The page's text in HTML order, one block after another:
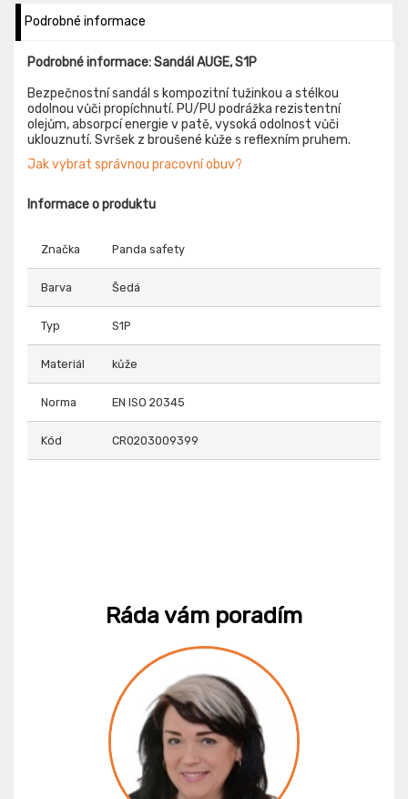
Podrobné informace
Podrobné informace: Sandál AUGE, S1P
Bezpečnostní sandál s kompozitní tužinkou a stélkou
odolnou vůči propíchnutí. PU/PU podrážka rezistentní
olejům, absorpcí energie v patě, vysoká odolnost vůči
uklouznutí. Svršek z broušené kůže s reflexním pruhem.
Jak vybrat správnou pracovní obuv?
Informace o produktu
Značka Panda safety
Barva Šedá
Typ S1P
Materiál kůže
Norma EN ISO 20345
Kód CR0203009399
Ráda vám poradím